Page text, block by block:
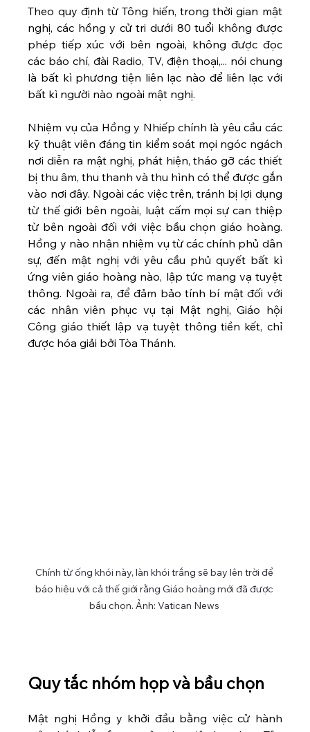
Theo quy định từ Tông hiến, trong thời gian mật
nghị, các hồng y cử tri dưới 80 tuổi không được
phép tiếp xúc với bên ngoài, không được đọc
các báo chí, đài Radio, TV, điện thoại,... nói chung
là bất kì phương tiện liên lạc nào để liên lạc với
bất kì người nào ngoài mật nghị.
Nhiệm vụ của Hồng y Nhiếp chính là yêu cầu các
kỹ thuật viên đáng tin kiểm soát mọi ngóc ngách
nơi diễn ra mật nghị, phát hiện, tháo gỡ các thiết
bị thu âm, thu thanh và thu hình có thể được gắn
vào nơi đây. Ngoài các việc trên, tránh bị lợi dụng
từ thế giới bên ngoài, luật cấm mọi sự can thiệp
từ bên ngoài đối với việc bầu chọn giáo hoàng.
Hồng y nào nhận nhiệm vụ từ các chính phủ dân
sự, đến mật nghị với yêu cầu phủ quyết bất kì
ứng viên giáo hoàng nào, lập tức mang vạ tuyệt
thông. Ngoài ra, để đảm bảo tính bí mật đối với
các nhân viên phục vụ tại Mật nghị, Giáo hội
Công giáo thiết lập vạ tuyệt thông tiền kết, chỉ
được hóa giải bởi Tòa Thánh.
Chính từ ống khói này, làn khói trắng sẽ bay lên trời để
báo hiệu với cả thế giới rằng Giáo hoàng mới đã được
bầu chọn. Ảnh: Vatican News
Quy tắc nhóm họp và bầu chọn
Mật nghị Hồng y khởi đầu bằng việc cử hành